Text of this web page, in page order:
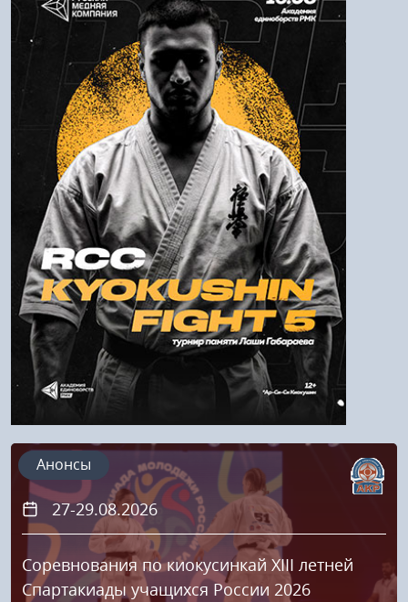
Логин:
Пароль
Войти
Напомнить пароль
Регистрация
27-29.08.2026
Соревнования по киокусинкай XIII летней
Спартакиады учащихся России 2026
Анонсы